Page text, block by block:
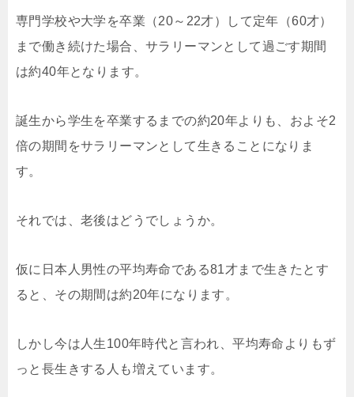
専門学校や大学を卒業（20～22才）して定年（60才）
まで働き続けた場合、サラリーマンとして過ごす期間
は約40年となります。
誕生から学生を卒業するまでの約20年よりも、およそ2
倍の期間をサラリーマンとして生きることになりま
す。
それでは、老後はどうでしょうか。
仮に日本人男性の平均寿命である81才まで生きたとす
ると、その期間は約20年になります。
しかし今は人生100年時代と言われ、平均寿命よりもず
っと長生きする人も増えています。